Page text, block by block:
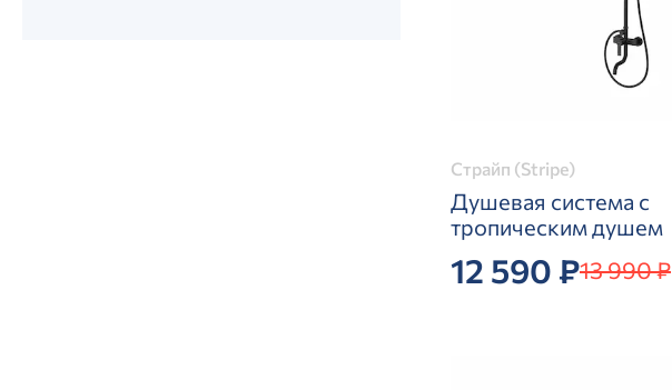
Страйп (Stripe)
Душевая система с
тропическим душем
12 590 ₽13 990 ₽